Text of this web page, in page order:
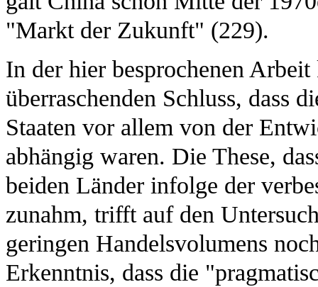
"Markt der Zukunft" (229).
In der hier besprochenen
überraschenden Schluss, dass
Staaten vor allem von der
abhängig waren. Die These,
beiden Länder infolge der
zunahm, trifft auf den
geringen Handelsvolumens
Erkenntnis, dass die